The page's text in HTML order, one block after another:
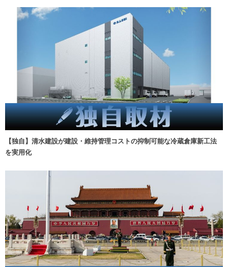
【独自】清水建設が建設・維持管理コストの抑制可能な冷蔵倉庫新工法
を実用化